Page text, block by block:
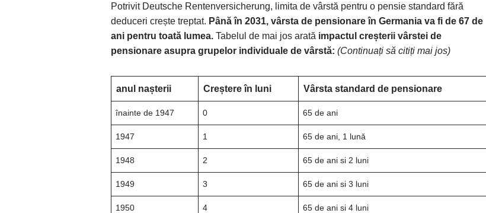
Potrivit Deutsche Rentenversicherung, limita de vârstă pentru o pensie standard fără
deduceri crește treptat. Până în 2031, vârsta de pensionare în Germania va fi de 67 de
ani pentru toată lumea. Tabelul de mai jos arată impactul creșterii vârstei de
pensionare asupra grupelor individuale de vârstă: (Continuați să citiți mai jos)
anul nașterii Creștere în luni Vârsta standard de pensionare
înainte de 1947 0 65 de ani
1947 1 65 de ani, 1 lună
1948 2 65 de ani si 2 luni
1949 3 65 de ani si 3 luni
1950 4 65 de ani si 4 luni